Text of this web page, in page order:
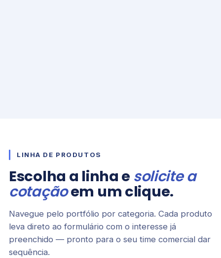
LINHA DE PRODUTOS
Escolha a linha e solicite a
cotaçãoem um clique.
Navegue pelo portfólio por categoria. Cada produto
leva direto ao formulário com o interesse já
preenchido — pronto para o seu time comercial dar
sequência.